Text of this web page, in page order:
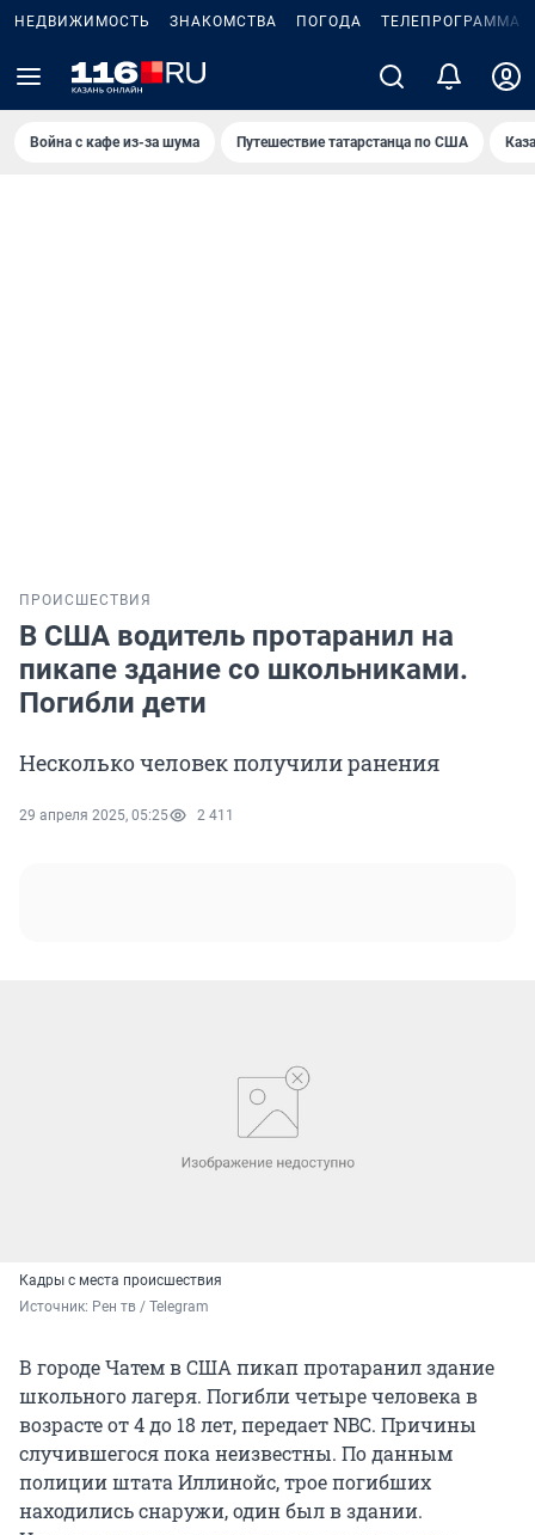
НЕДВИЖИМОСТЬ ЗНАКОМСТВА ПОГОДА ТЕЛЕПРОГРАММА
Война с кафе из-за шума Путешествие татарстанца по США
ПРОИСШЕСТВИЯ
В США водитель протаранил на
пикапе здание со школьниками.
Погибли дети
Несколько человек получили ранения
29 апреля 2025, 05:25 2 411
Кадры с места происшествия
Источник: Рен тв / Telegram
В городе Чатем в США пикап протаранил здание
школьного лагеря. Погибли четыре человека в
возрасте от 4 до 18 лет, передает NBC. Причины
случившегося пока неизвестны. По данным
полиции штата Иллинойс, трое погибших
находились снаружи, один был в здании.